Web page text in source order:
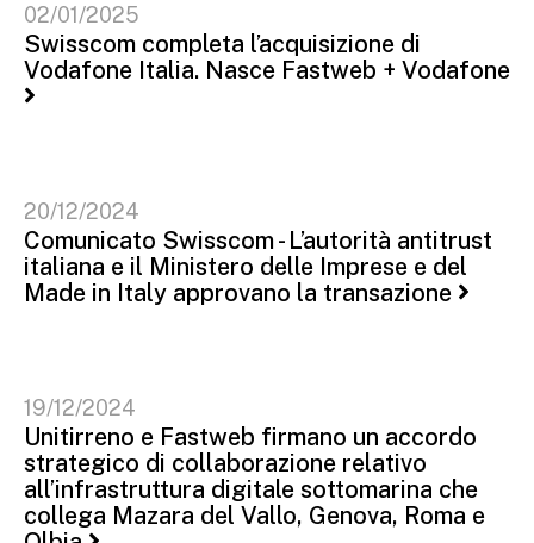
02/01/2025
Swisscom completa l’acquisizione di
Vodafone Italia. Nasce Fastweb + Vodafone
20/12/2024
Comunicato Swisscom - L’autorità antitrust
italiana e il Ministero delle Imprese e del
Made in Italy approvano la transazione
19/12/2024
Unitirreno e Fastweb firmano un accordo
strategico di collaborazione relativo
all’infrastruttura digitale sottomarina che
collega Mazara del Vallo, Genova, Roma e